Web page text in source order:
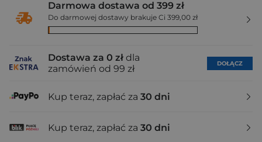
Darmowa dostawa od 399 zł
Do darmowej dostawy brakuje Ci 399,00 zł
Dostawa za 0 zł dla
zamówień od 99 zł
DOŁĄCZ
Kup teraz, zapłać za 30 dni
Kup teraz, zapłać za 30 dni